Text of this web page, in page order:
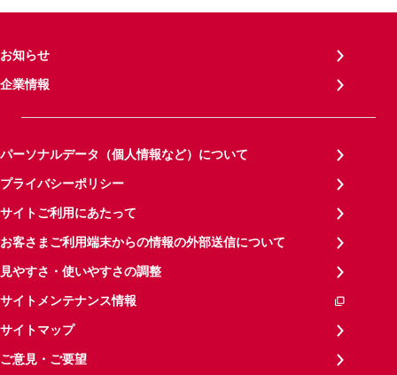
お知らせ
企業情報
パーソナルデータ（個人情報など）について
プライバシーポリシー
サイトご利用にあたって
お客さまご利用端末からの情報の外部送信について
見やすさ・使いやすさの調整
サイトメンテナンス情報
サイトマップ
ご意見・ご要望